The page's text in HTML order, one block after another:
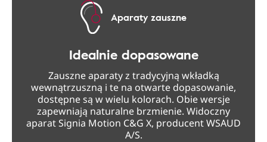
Aparaty zauszne
Idealnie dopasowane
Zauszne aparaty z tradycyjną wkładką
wewnątrzuszną i te na otwarte dopasowanie,
dostępne są w wielu kolorach. Obie wersje
zapewniają naturalne brzmienie. Widoczny
aparat Signia Motion C&G X, producent WSAUD
A/S.